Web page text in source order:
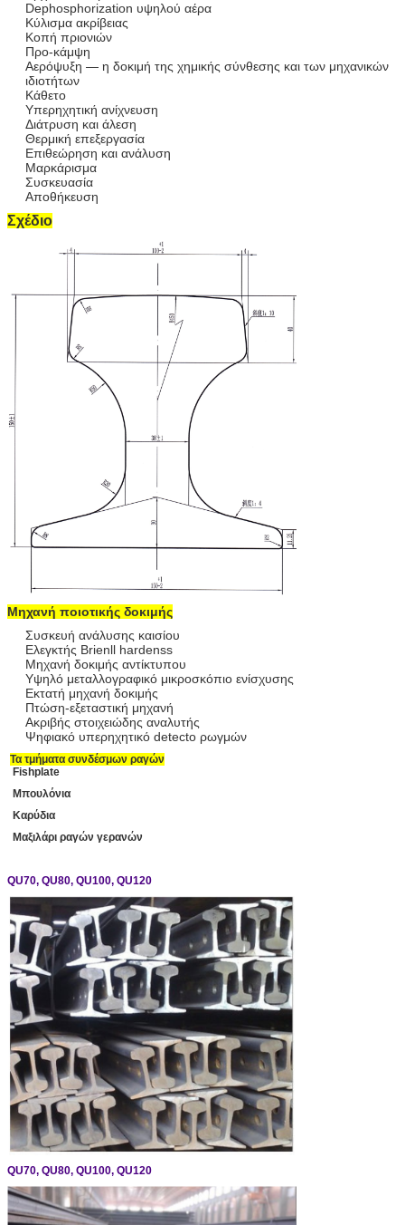
Dephosphorization υψηλού αέρα
Κύλισμα ακρίβειας
Κοπή πριονιών
Προ-κάμψη
Αερόψυξη — η δοκιμή της χημικής σύνθεσης και των μηχανικών
ιδιοτήτων
Κάθετο
Υπερηχητική ανίχνευση
Διάτρυση και άλεση
Θερμική επεξεργασία
Επιθεώρηση και ανάλυση
Μαρκάρισμα
Συσκευασία
Αποθήκευση
Σχέδιο
Μηχανή ποιοτικής δοκιμής
Συσκευή ανάλυσης καισίου
Ελεγκτής Brienll hardenss
Μηχανή δοκιμής αντίκτυπου
Υψηλό μεταλλογραφικό μικροσκόπιο ενίσχυσης
Εκτατή μηχανή δοκιμής
Πτώση-εξεταστική μηχανή
Ακριβής στοιχειώδης αναλυτής
Ψηφιακό υπερηχητικό detecto ρωγμών
Τα τμήματα συνδέσμων ραγών
Fishplate
Μπουλόνια
Καρύδια
Μαξιλάρι ραγών γερανών
QU70, QU80, QU100, QU120
QU70, QU80, QU100, QU120